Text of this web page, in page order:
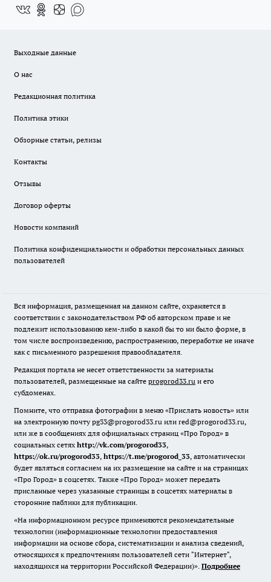
Выходные данные
О нас
Редакционная политика
Политика этики
Обзорные статьи, релизы
Контакты
Отзывы
Договор оферты
Новости компаний
Политика конфиденциальности и обработки персональных данных
пользователей
Вся информация, размещенная на данном сайте, охраняется в
соответствии с законодательством РФ об авторском праве и не
подлежит использованию кем-либо в какой бы то ни было форме, в
том числе воспроизведению, распространению, переработке не иначе
как с письменного разрешения правообладателя.
Редакция портала не несет ответственности за материалы
пользователей, размещенные на сайте progorod33.ru и его
субдоменах.
Помните, что отправка фотографии в меню «Прислать новость» или
на электронную почту pg33@progorod33.ru или red@progorod33.ru,
или же в сообщениях для официальных страниц «Про Город» в
социальных сетях http://vk.com/progorod33,
https://ok.ru/progorod33, https://t.me/progorod_33, автоматически
будет являться согласием на их размещение на сайте и на страницах
«Про Город» в соцсетях. Также «Про Город» может передать
присланные через указанные страницы в соцсетях материалы в
сторонние паблики для публикации.
«На информационном ресурсе применяются рекомендательные
технологии (информационные технологии предоставления
информации на основе сбора, систематизации и анализа сведений,
относящихся к предпочтениям пользователей сети "Интернет",
находящихся на территории Российской Федерации)». Подробнее